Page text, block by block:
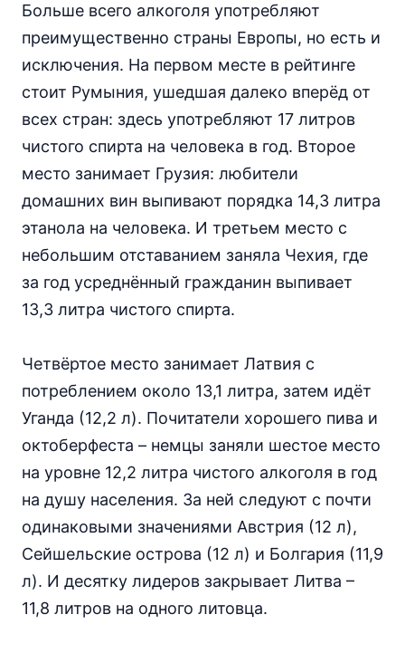
Больше всего алкоголя употребляют
преимущественно страны Европы, но есть и
исключения. На первом месте в рейтинге
стоит Румыния, ушедшая далеко вперёд от
всех стран: здесь употребляют 17 литров
чистого спирта на человека в год. Второе
место занимает Грузия: любители
домашних вин выпивают порядка 14,3 литра
этанола на человека. И третьем место с
небольшим отставанием заняла Чехия, где
за год усреднённый гражданин выпивает
13,3 литра чистого спирта.
Четвёртое место занимает Латвия с
потреблением около 13,1 литра, затем идёт
Уганда (12,2 л). Почитатели хорошего пива и
октоберфеста – немцы заняли шестое место
на уровне 12,2 литра чистого алкоголя в год
на душу населения. За ней следуют с почти
одинаковыми значениями Австрия (12 л),
Сейшельские острова (12 л) и Болгария (11,9
л). И десятку лидеров закрывает Литва –
11,8 литров на одного литовца.